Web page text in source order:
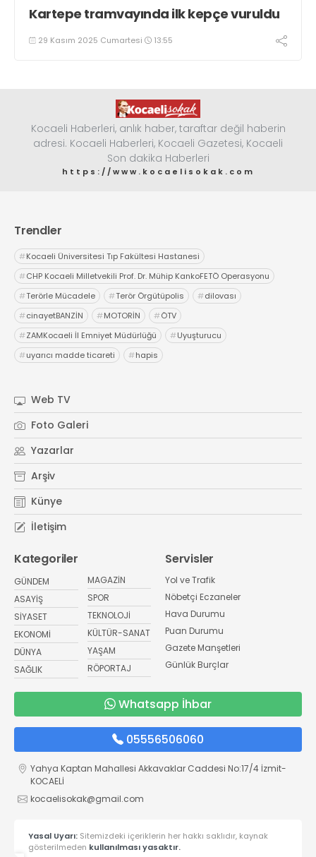
Kartepe tramvayında ilk kepçe vuruldu
29 Kasım 2025 Cumartesi 13:55
Kocaeli Haberleri, anlık haber, taraftar değil haberin
adresi. Kocaeli Haberleri, Kocaeli Gazetesi, Kocaeli
Son dakika Haberleri
https://www.kocaelisokak.com
Trendler
#Kocaeli Üniversitesi Tıp Fakültesi Hastanesi
#CHP Kocaeli Milletvekili Prof. Dr. Mühip KankoFETÖ Operasyonu
#Terörle Mücadele #Terör Örgütüpolis #dilovası
#cinayetBANZİN #MOTORİN #ÖTV
#ZAMKocaeli İl Emniyet Müdürlüğü #Uyuşturucu
#uyarıcı madde ticareti #hapis
Web TV
Foto Galeri
Yazarlar
Arşiv
Künye
İletişim
Kategoriler
GÜNDEM
ASAYİŞ
SİYASET
EKONOMİ
DÜNYA
SAĞLIK
MAGAZİN
SPOR
TEKNOLOJİ
KÜLTÜR-SANAT
YAŞAM
RÖPORTAJ
Servisler
Yol ve Trafik
Nöbetçi Eczaneler
Hava Durumu
Puan Durumu
Gazete Manşetleri
Günlük Burçlar
Whatsapp İhbar
05556506060
Yahya Kaptan Mahallesi Akkavaklar Caddesi No:17/4 İzmit-
KOCAELİ
kocaelisokak@gmail.com
Yasal Uyarı: Sitemizdeki içeriklerin her hakkı saklıdır, kaynak
gösterilmeden kullanılması yasaktır.